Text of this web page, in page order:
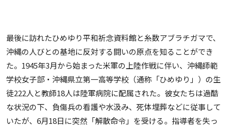
最後に訪れたひめゆり平和祈念資料館と糸数アブラチガマで、
沖縄の人びとの基地に反対する闘いの原点を知ることができ
た。1945年3月から始まった米軍の上陸作戦に伴い、沖縄師範
学校女子部・沖縄県立第一高等学校（通称「ひめゆり」）の生
徒222人と教師18人は陸軍病院に配属された。彼女たちは過酷
な状況の下、負傷兵の看護や水汲み、死体埋葬などに従事して
いたが、6月18日に突然「解散命令」を受ける。指導者を失っ